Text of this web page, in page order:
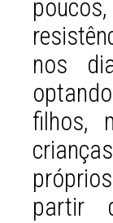
nos
filhos,
partir